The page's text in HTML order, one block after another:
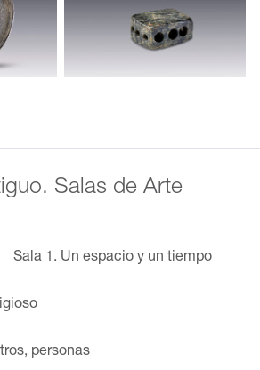
Salas de Arte
Sala 1. Un espacio y un tiempo
personas